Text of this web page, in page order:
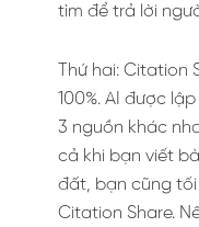
tìm để trả lời
Thứ hai:
100%. AI được
3 nguồn khác
cả khi bạn viết
đất, bạn cũng
Citation Share.